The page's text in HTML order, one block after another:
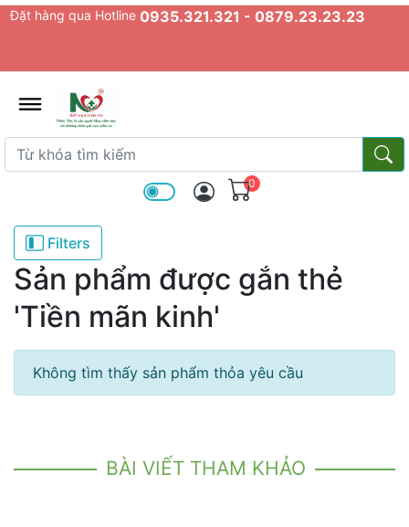
Đặt hàng qua Hotline 0935.321.321 - 0879.23.23.23
Từ khóa tìm kiếm
Từ
0
Filters
Sản phẩm được gắn thẻ
'Tiền mãn kinh'
Không tìm thấy sản phẩm thỏa yêu cầu
BÀI VIẾT THAM KHẢO